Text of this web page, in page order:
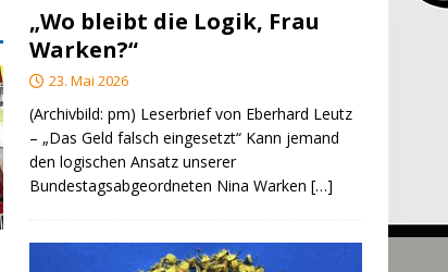
„Wo bleibt die Logik, Frau
Warken?“
23. Mai 2026
(Archivbild: pm) Leserbrief von Eberhard Leutz
– „Das Geld falsch eingesetzt“ Kann jemand
den logischen Ansatz unserer
Bundestagsabgeordneten Nina Warken[…]